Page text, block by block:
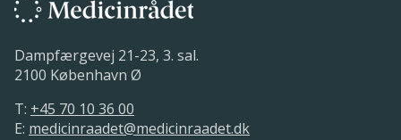
Dampfærgevej 21-23, 3. sal.
2100 København Ø
T: +45 70 10 36 00
E: medicinraadet@medicinraadet.dk